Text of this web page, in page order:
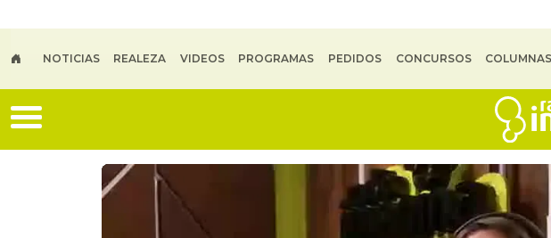
NOTICIAS REALEZA VIDEOS PROGRAMAS PEDIDOS CONCURSOS COLUMNAS